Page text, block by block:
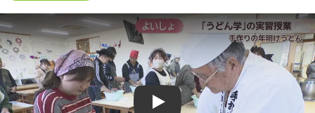
Play